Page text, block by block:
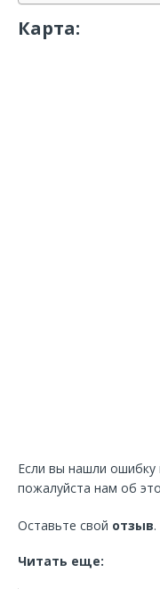
Карта:
Если вы нашли
пожалуйста нам об
Оставьте свой отзыв.
Читать еще: